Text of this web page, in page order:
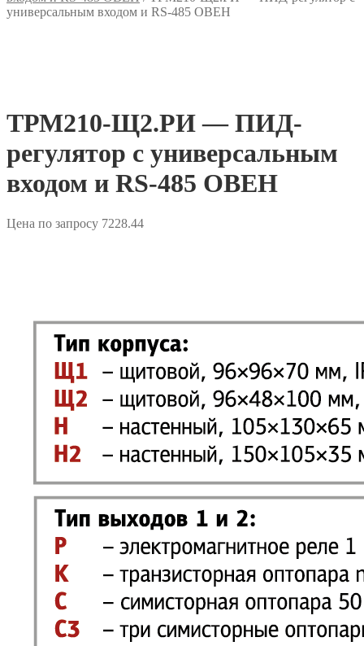
универсальным входом и RS-485 ОВЕН
ТРМ210-Щ2.РИ — ПИД-
регулятор с универсальным
входом и RS-485 ОВЕН
Цена по запросу 7228.44